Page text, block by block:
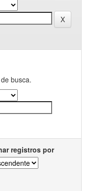
busca.
registros por